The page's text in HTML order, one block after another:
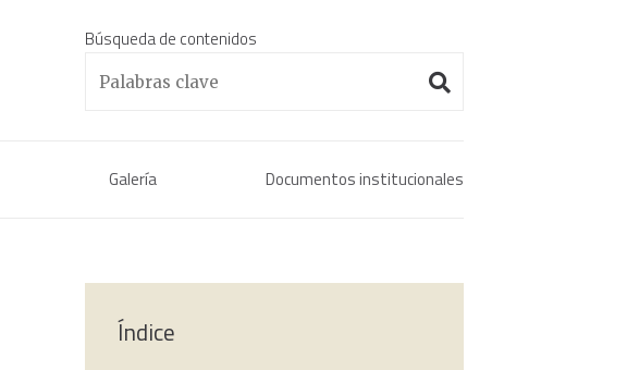
Búsqueda de contenidos
Galería Documentos institucionales
Índice